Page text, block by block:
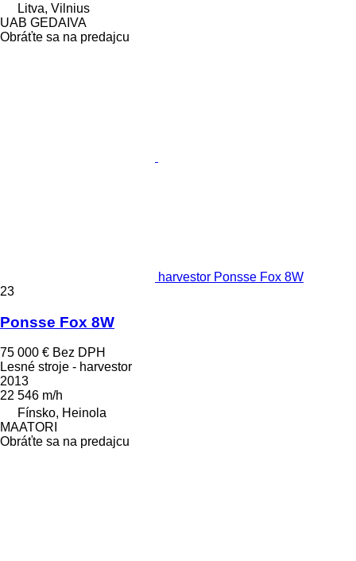
Litva, Vilnius
UAB GEDAIVA
Obráťte sa na predajcu
harvestor Ponsse Fox 8W
23
Ponsse Fox 8W
75 000 € Bez DPH
Lesné stroje - harvestor
2013
22 546 m/h
Fínsko, Heinola
MAATORI
Obráťte sa na predajcu